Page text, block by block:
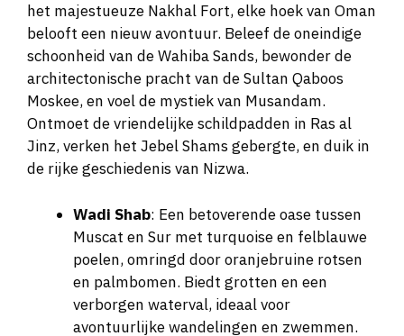
het majestueuze Nakhal Fort, elke hoek van Oman
belooft een nieuw avontuur. Beleef de oneindige
schoonheid van de Wahiba Sands, bewonder de
architectonische pracht van de Sultan Qaboos
Moskee, en voel de mystiek van Musandam.
Ontmoet de vriendelijke schildpadden in Ras al
Jinz, verken het Jebel Shams gebergte, en duik in
de rijke geschiedenis van Nizwa.
Wadi Shab: Een betoverende oase tussen
Muscat en Sur met turquoise en felblauwe
poelen, omringd door oranjebruine rotsen
en palmbomen. Biedt grotten en een
verborgen waterval, ideaal voor
avontuurlijke wandelingen en zwemmen.